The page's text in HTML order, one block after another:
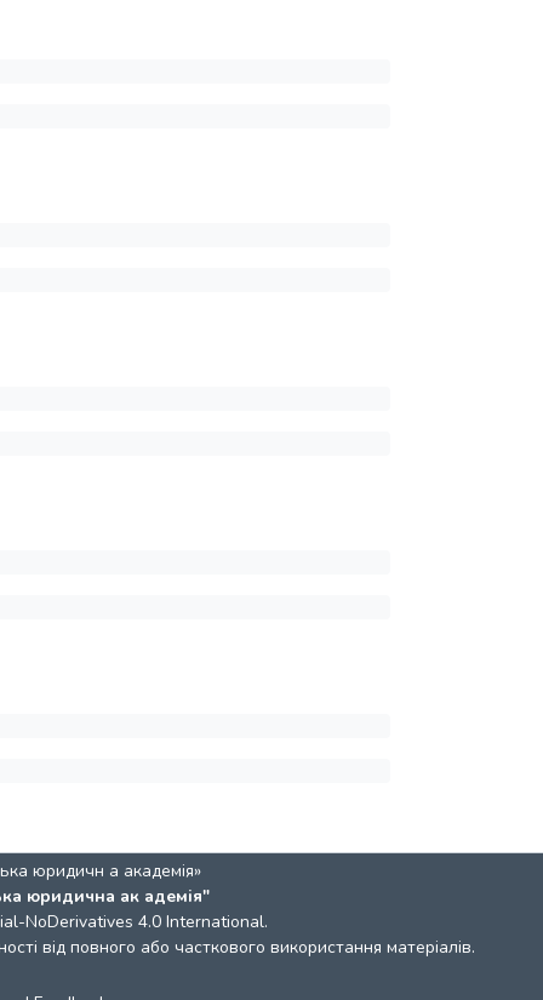
юридичн а академія»
юридична ак адемія"
NoDerivatives 4.0 International.
від повного або часткового використання матеріалів.